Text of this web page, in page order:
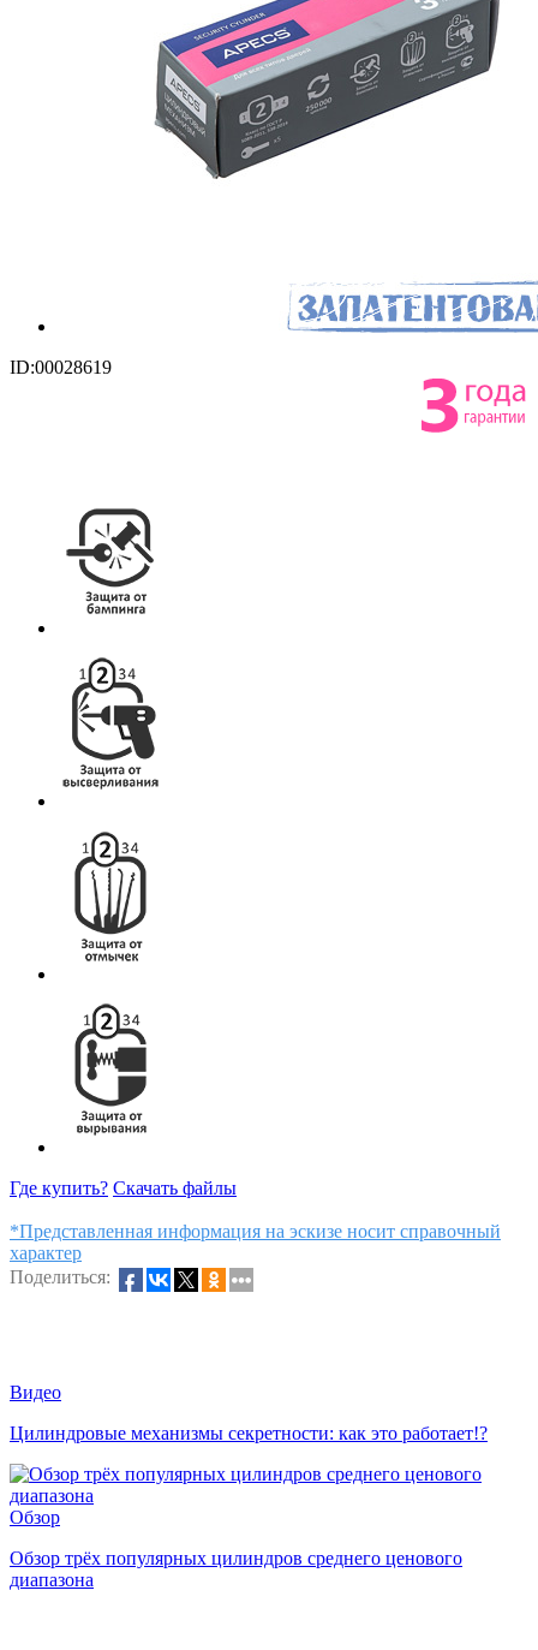
ID:00028619
Где купить? Скачать файлы
*Представленная информация на эскизе носит справочный
характер
Поделиться:
Видео
Цилиндровые механизмы секретности: как это работает!?
Обзор
Обзор трёх популярных цилиндров среднего ценового
диапазона